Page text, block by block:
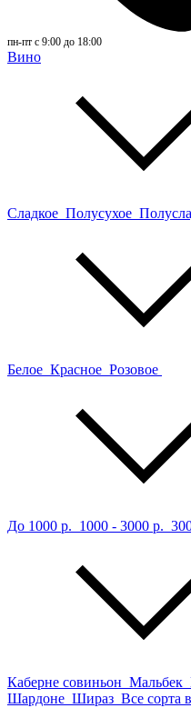
пн-пт с 9:00 до 18:00
Вино
Сладкое Полусухое
Белое Красное Розовое
До 1000 р. 1000 - 3000 р.
Каберне совиньон Мальбек
Шардоне Шираз Все сорта